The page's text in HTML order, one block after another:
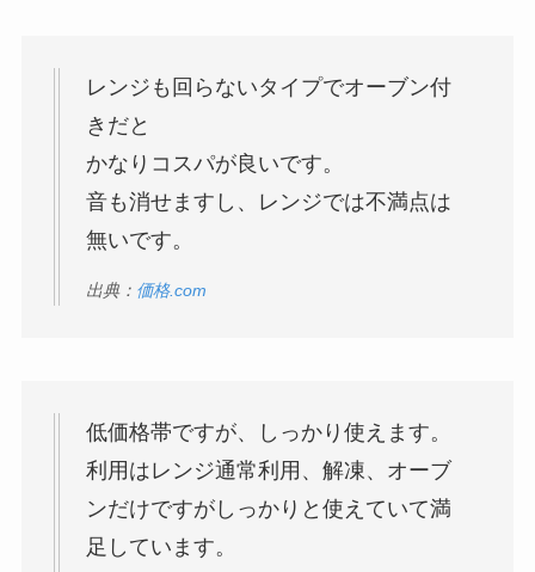
レンジも回らないタイプでオーブン付
きだと
かなりコスパが良いです。
音も消せますし、レンジでは不満点は
無いです。
出典： 価格.com
低価格帯ですが、しっかり使えます。
利用はレンジ通常利用、解凍、オーブ
ンだけですがしっかりと使えていて満
足しています。